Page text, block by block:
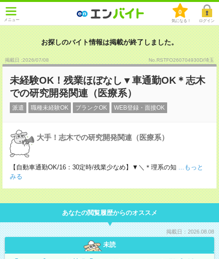
メニュー
0
気になる！ ログイン
お探しのバイト情報は掲載が終了しました。
掲載日 :2026/07/08 No.RSTFO260704930D/埼玉
未経験OK！残業ほぼなし▼車通勤OK＊志木
での研究開発関連（医療系）
派遣 職種未経験OK ブランクOK WEB登録・面接OK
大手！志木での研究開発関連（医療系）
【自動車通勤OK/16：30定時/残業少なめ】▼＼＊理系の知 ...もっと
みる
あなたの閲覧履歴からのオススメ
掲載日：2026.08.08
未読